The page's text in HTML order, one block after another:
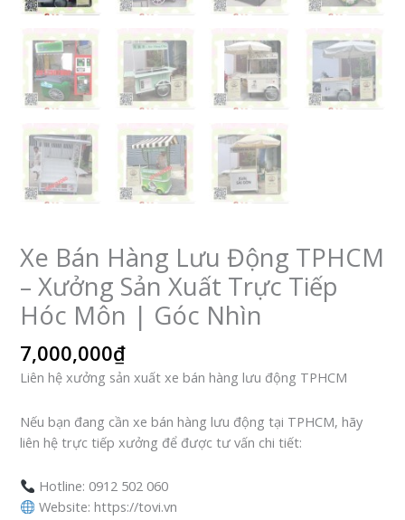
Xe Bán Hàng Lưu Động TPHCM
– Xưởng Sản Xuất Trực Tiếp
Hóc Môn | Góc Nhìn
7,000,000₫
Liên hệ xưởng sản xuất xe bán hàng lưu động TPHCM
Nếu bạn đang cần xe bán hàng lưu động tại TPHCM, hãy
liên hệ trực tiếp xưởng để được tư vấn chi tiết:
Hotline: 0912 502 060
Website: https://tovi.vn